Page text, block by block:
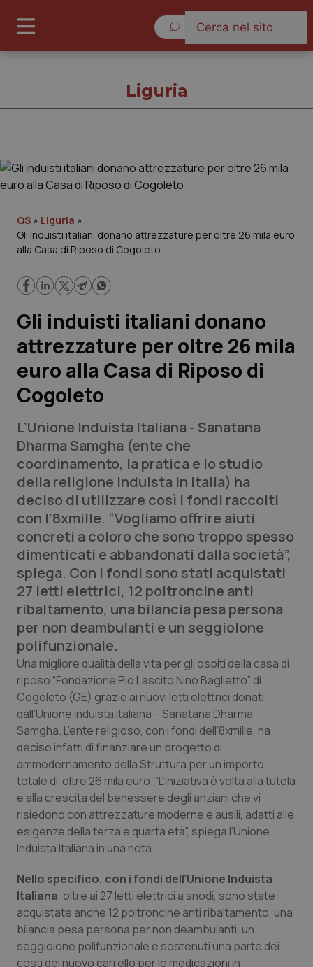
Governo e Parlamento
Regioni e Asl
Lavoro e Professioni
Scienza e Farmaci
Studi e Analisi
Lettere al direttore
Edizioni Regionali
QS Pro
Professionisti Sanitari.AI
Abruzzo
Basilicata
Calabria
Campania
Emilia-Romagna
Friuli Venezia Giulia
Lazio
Liguria
Lombardia
Marche
Molise
QS Pro Gold
Artrite & artrosi
Asma & BPCO
Car-T
Colesterolo & coronaropatie
Dermatite Atopica
Diabete & glucometri
Disturbi dell’umore
Dolore
Donna & Salute
Epatiti
QS Club Newsletter
Liguria
QS » Liguria »
Gli induisti italiani donano attrezzature per oltre 26 mila euro
alla Casa di Riposo di Cogoleto
Gli induisti italiani donano
attrezzature per oltre 26 mila
euro alla Casa di Riposo di
Cogoleto
L’Unione Induista Italiana - Sanatana
Dharma Samgha (ente che
coordinamento, la pratica e lo studio
della religione induista in Italia) ha
deciso di utilizzare così i fondi raccolti
con l’8xmille. “Vogliamo offrire aiuti
concreti a coloro che sono troppo spesso
dimenticati e abbandonati dalla società”,
spiega. Con i fondi sono stati acquistati
27 letti elettrici, 12 poltroncine anti
ribaltamento, una bilancia pesa persona
per non deambulanti e un seggiolone
polifunzionale.
Una migliore qualità della vita per gli ospiti della casa di
riposo “Fondazione Pio Lascito Nino Baglietto” di
Cogoleto (GE) grazie ai nuovi letti elettrici donati
dall’Unione Induista Italiana – Sanatana Dharma
Samgha. L’ente religioso, con i fondi dell’8xmille, ha
deciso infatti di finanziare un progetto di
ammodernamento della Struttura per un importo
totale di oltre 26 mila euro. “L’iniziativa è volta alla tutela
e alla crescita del benessere degli anziani che vi
risiedono con attrezzature moderne e ausili, adatti alle
esigenze della terza e quarta età”, spiega l’Unione
Induista Italiana in una nota.
Nello specifico, con i fondi dell’Unione Induista
Italiana, oltre ai 27 letti elettrici a snodi, sono state -
acquistate anche 12 poltroncine anti ribaltamento, una
bilancia pesa persona per non deambulanti, un
seggiolone polifunzionale e sostenuti una parte dei
costi del nuovo carrello per le medicazioni in